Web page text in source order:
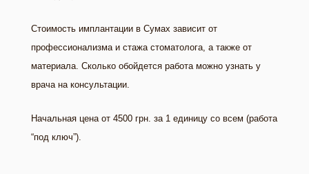
Стоимость имплантации в Сумах зависит от
профессионализма и стажа стоматолога, а также от
материала. Сколько обойдется работа можно узнать у
врача на консультации.
Начальная цена от 4500 грн. за 1 единицу со всем (работа
“под ключ”).